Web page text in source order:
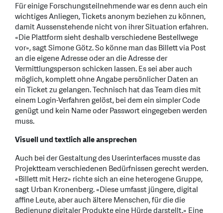
Für einige Forschungsteilnehmende war es denn auch ein
wichtiges Anliegen, Tickets anonym beziehen zu können,
damit Aussenstehende nicht von ihrer Situation erfahren.
«Die Plattform sieht deshalb verschiedene Bestellwege
vor», sagt Simone Götz. So könne man das Billett via Post
an die eigene Adresse oder an die Adresse der
Vermittlungsperson schicken lassen. Es sei aber auch
möglich, komplett ohne Angabe persönlicher Daten an
ein Ticket zu gelangen. Technisch hat das Team dies mit
einem Login-Verfahren gelöst, bei dem ein simpler Code
genügt und kein Name oder Passwort eingegeben werden
muss.
Visuell und textlich alle ansprechen
Auch bei der Gestaltung des Userinterfaces musste das
Projektteam verschiedenen Bedürfnissen gerecht werden.
«Billett mit Herz» richte sich an eine heterogene Gruppe,
sagt Urban Kronenberg. «Diese umfasst jüngere, digital
affine Leute, aber auch ältere Menschen, für die die
Bedienung digitaler Produkte eine Hürde darstellt.» Eine